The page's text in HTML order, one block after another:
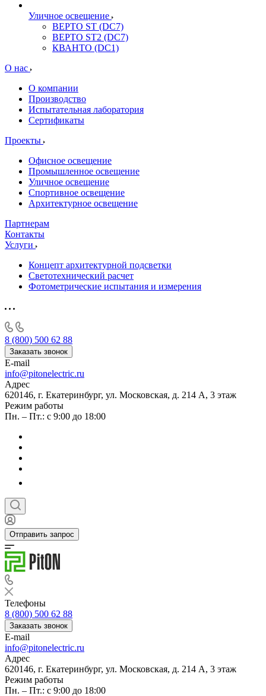
Уличное освещение
ВЕРТО ST (DC7)
ВЕРТО ST2 (DC7)
КВАНТО (DC1)
О нас
О компании
Производство
Испытательная лаборатория
Сертификаты
Проекты
Офисное освещение
Промышленное освещение
Уличное освещение
Спортивное освещение
Архитектурное освещение
Партнерам
Контакты
Услуги
Концепт архитектурной подсветки
Светотехнический расчет
Фотометрические испытания и измерения
8 (800) 500 62 88
Заказать звонок
E-mail
info@pitonelectric.ru
Адрес
620146, г. Екатеринбург, ул. Московская, д. 214 А, 3 этаж
Режим работы
Пн. – Пт.: с 9:00 до 18:00
Отправить запрос
Телефоны
8 (800) 500 62 88
Заказать звонок
E-mail
info@pitonelectric.ru
Адрес
620146, г. Екатеринбург, ул. Московская, д. 214 А, 3 этаж
Режим работы
Пн. – Пт.: с 9:00 до 18:00